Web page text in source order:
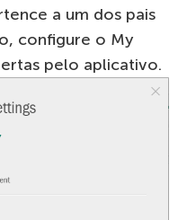
a um dos pais
configure o My
pelo aplicativo.